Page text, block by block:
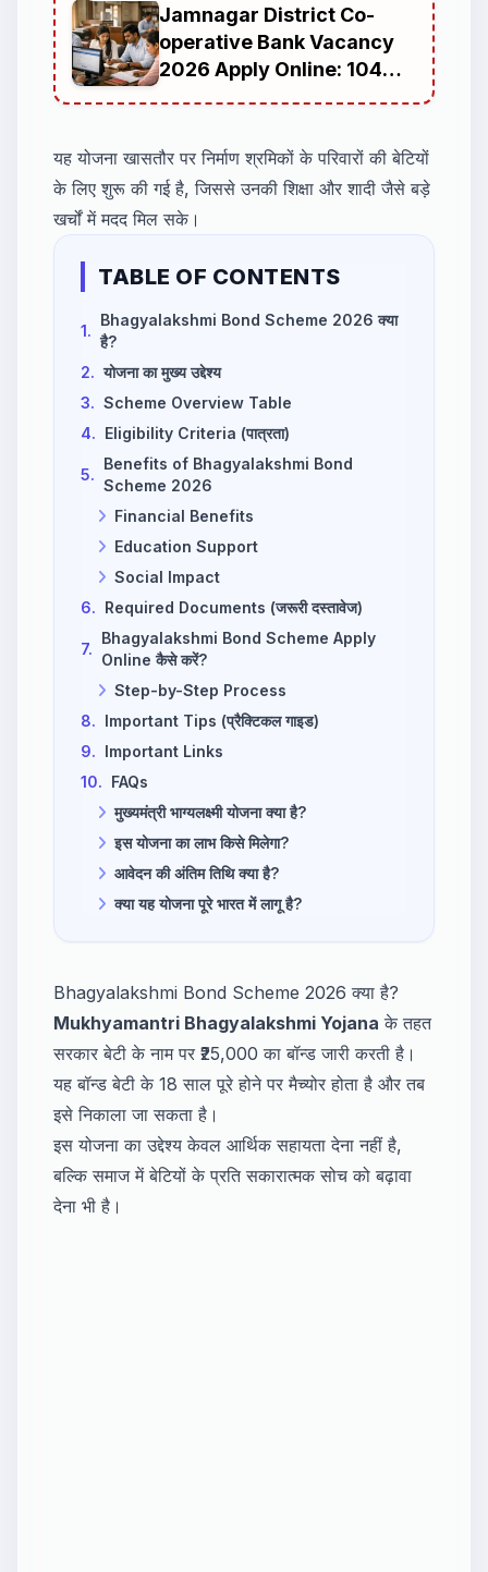
Jamnagar District Co-
operative Bank Vacancy
2026 Apply Online: 104
Posts Clerk, Assistant
Eligibility, Age Limit,
Selection Process
यह योजना खासतौर पर निर्माण श्रमिकों के परिवारों की बेटियों
के लिए शुरू की गई है, जिससे उनकी शिक्षा और शादी जैसे बड़े
खर्चों में मदद मिल सके।
TABLE OF CONTENTS
1.
Bhagyalakshmi Bond Scheme 2026 क्या
है?
2. योजना का मुख्य उद्देश्य
3. Scheme Overview Table
4. Eligibility Criteria (पात्रता)
5.
Benefits of Bhagyalakshmi Bond
Scheme 2026
Financial Benefits
Education Support
Social Impact
6. Required Documents (जरूरी दस्तावेज)
7.
Bhagyalakshmi Bond Scheme Apply
Online कैसे करें?
Step-by-Step Process
8. Important Tips (प्रैक्टिकल गाइड)
9. Important Links
10. FAQs
मुख्यमंत्री भाग्यलक्ष्मी योजना क्या है?
इस योजना का लाभ किसे मिलेगा?
आवेदन की अंतिम तिथि क्या है?
क्या यह योजना पूरे भारत में लागू है?
Bhagyalakshmi Bond Scheme 2026 क्या है?
Mukhyamantri Bhagyalakshmi Yojana के तहत
सरकार बेटी के नाम पर ₹25,000 का बॉन्ड जारी करती है।
यह बॉन्ड बेटी के 18 साल पूरे होने पर मैच्योर होता है और तब
इसे निकाला जा सकता है।
इस योजना का उद्देश्य केवल आर्थिक सहायता देना नहीं है,
बल्कि समाज में बेटियों के प्रति सकारात्मक सोच को बढ़ावा
देना भी है।